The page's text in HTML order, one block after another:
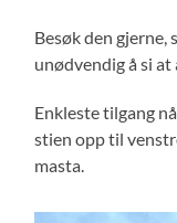
Besøk den gjerne,
unødvendig å si at
Enkleste tilgang
stien opp til
masta.